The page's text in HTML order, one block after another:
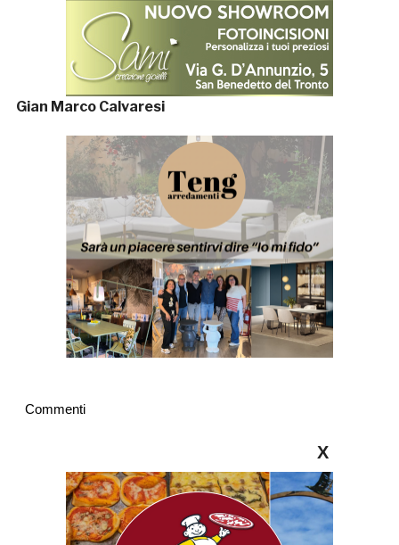
Gian Marco Calvaresi
Commenti
X